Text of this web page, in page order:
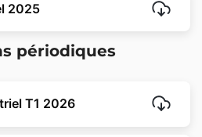
2025
périodiques
T1 2026